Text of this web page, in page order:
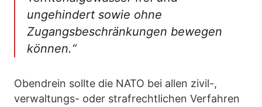
ungehindert sowie ohne
Zugangsbeschränkungen bewegen
können.“
Obendrein sollte die NATO bei allen zivil-,
verwaltungs- oder strafrechtlichen Verfahren